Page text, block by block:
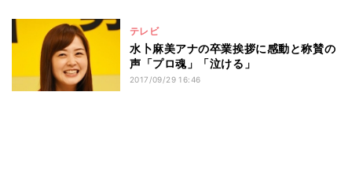
テレビ
水卜麻美アナの卒業挨拶に感動と称賛の
声「プロ魂」「泣ける」
2017/09/29 16:46